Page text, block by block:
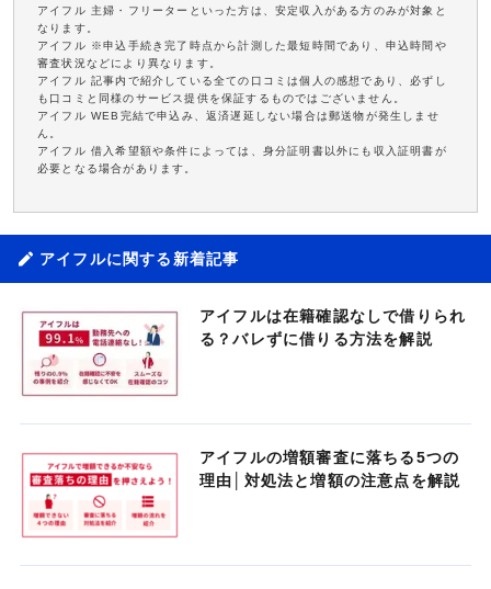
アイフル 主婦・フリーターといった方は、安定収入がある方のみが対象と
なります。
アイフル ※申込手続き完了時点から計測した最短時間であり、申込時間や
審査状況などにより異なります。
アイフル 記事内で紹介している全ての口コミは個人の感想であり、必ずし
も口コミと同様のサービス提供を保証するものではございません。
アイフル WEB完結で申込み、返済遅延しない場合は郵送物が発生しませ
ん。
アイフル 借入希望額や条件によっては、身分証明書以外にも収入証明書が
必要となる場合があります。
アイフルに関する新着記事
アイフルは在籍確認なしで借りられ
る？バレずに借りる方法を解説
アイフルの増額審査に落ちる5つの
理由│対処法と増額の注意点を解説